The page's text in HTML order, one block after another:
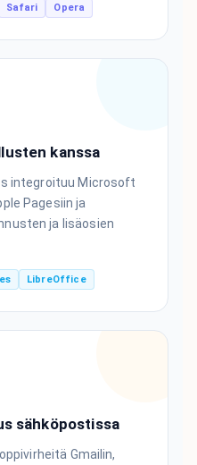
Safari Opera
kanssa
integroituu Microsoft
Pagesiin ja
ja lisäosien
LibreOffice
sähköpostissa
Gmailin,